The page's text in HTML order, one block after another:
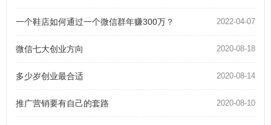
2022-04-07
一个鞋店如何通过一个微信群年赚300万？
2020-08-18
微信七大创业方向
2020-08-14
多少岁创业最合适
2020-08-10
推广营销要有自己的套路